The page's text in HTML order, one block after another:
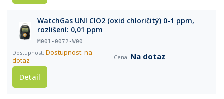
WatchGas UNI ClO2 (oxid chloričitý) 0-1 ppm,
rozlišení: 0,01 ppm
M001-0072-W00
Dostupnost: na
dotaz
Na dotaz
Detail